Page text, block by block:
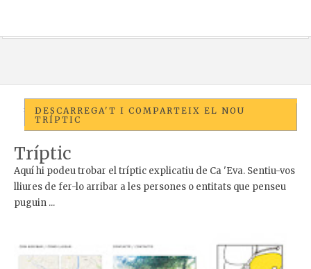
DESCARREGA'T I COMPARTEIX EL NOU
TRÍPTIC
Tríptic
Aquí hi podeu trobar el tríptic explicatiu de Ca 'Eva. Sentiu-vos
lliures de fer-lo arribar a les persones o entitats que penseu
puguin ...